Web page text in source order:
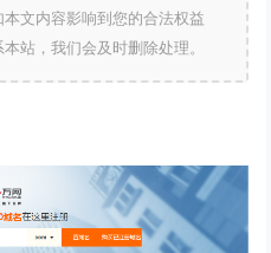
文内容影响到您的合法权益
站，我们会及时删除处理。